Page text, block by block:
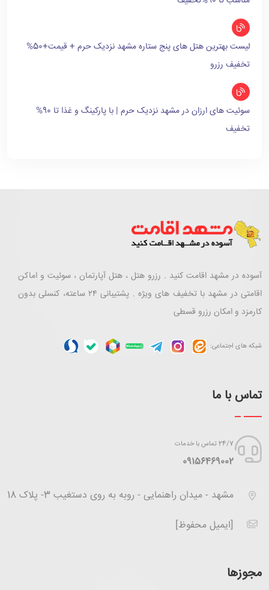
لیست بهترین هتل های پنج ستاره مشهد نزدیک حرم + قیمت+50%
تخفیف رزرو
سوئیت های ارزان در مشهد نزدیک حرم | با پارکینگ و غذا تا 90%
تخفیف
آسوده در مشهد اقامت کنید . رزرو هتل ، هتل آپارتمان ، سوئیت و اماکن
اقامتی در مشهد با تخفیف های ویژه . پشتیبانی ۲۴ ساعته، کنسلی بدون
کارمزد و امکان رزرو قسطی
شبکه های اجتماعی:
تماس با ما
24/7 تماس با خدمات
‪09156469002
مشهد - میدان راهنمایی - روبه به روی دستغیب 3- پلاک 18
[ایمیل محفوظ]
مجوزها